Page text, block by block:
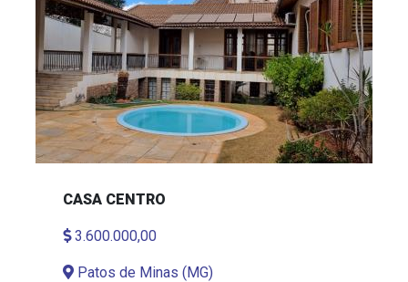
CASA CENTRO
3.600.000,00
Patos de Minas (MG)